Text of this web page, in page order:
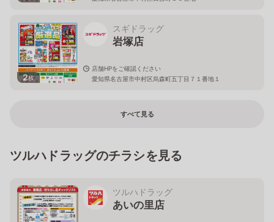
2枚
スギドラッグ
岩塚店
店舗HPをご確認ください
愛知県名古屋市中村区烏森町五丁目７１番地１
すべて見る
ツルハドラッグのチラシを見る
ツルハドラッグ
あいの里店